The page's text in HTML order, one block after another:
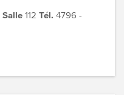
Salle 112 Tél. 4796 -